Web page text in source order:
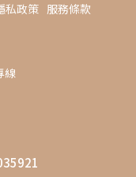
私政策 服務條款
線